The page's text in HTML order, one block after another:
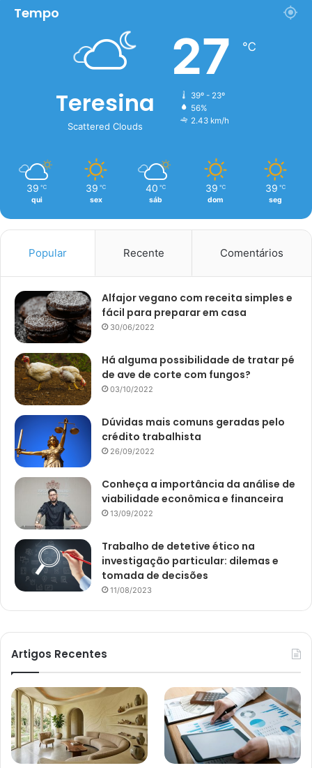
Tempo
Teresina
Scattered Clouds
27 ℃
39º - 23º
56%
2.43 km/h
39 ℃
qui
39 ℃
sex
40 ℃
sáb
39 ℃
dom
39 ℃
seg
Popular Recente Comentários
Alfajor vegano com receita simples e
fácil para preparar em casa
30/06/2022
Há alguma possibilidade de tratar pé
de ave de corte com fungos?
03/10/2022
Dúvidas mais comuns geradas pelo
crédito trabalhista
26/09/2022
Conheça a importância da análise de
viabilidade econômica e financeira
13/09/2022
Trabalho de detetive ético na
investigação particular: dilemas e
tomada de decisões
11/08/2023
Artigos Recentes